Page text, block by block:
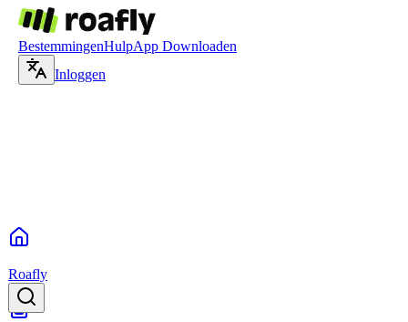
BestemmingenHulpApp Downloaden
Inloggen
Roafly